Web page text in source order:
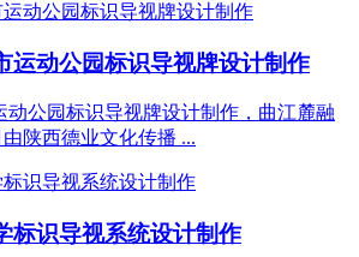
运动公园标识导视牌设计制作
动公园标识导视牌设计制作，曲江麓融
陕西德业文化传播 ...
标识导视系统设计制作